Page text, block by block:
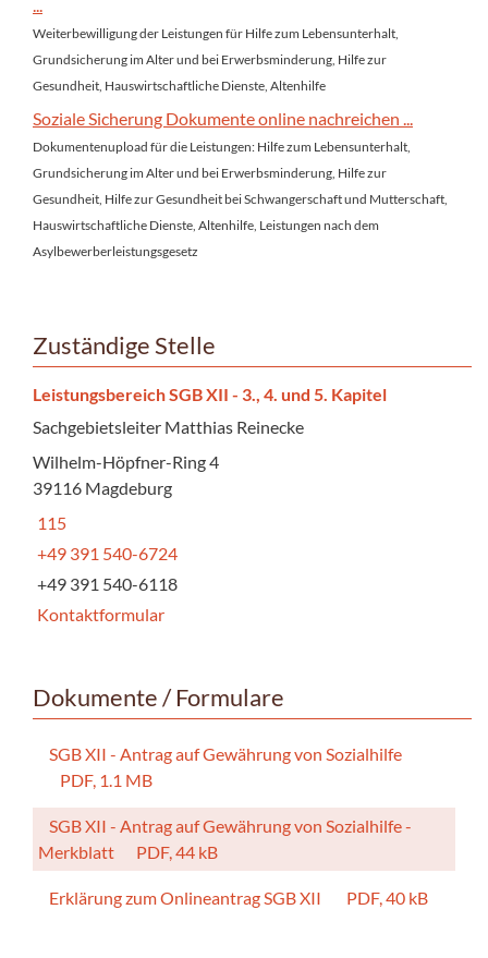
Weiterbewilligung der Leistungen für Hilfe zum Lebensunterhalt,
Grundsicherung im Alter und bei Erwerbsminderung, Hilfe zur
Gesundheit, Hauswirtschaftliche Dienste, Altenhilfe
Soziale Sicherung Dokumente online nachreichen ...
Dokumentenupload für die Leistungen: Hilfe zum Lebensunterhalt,
Grundsicherung im Alter und bei Erwerbsminderung, Hilfe zur
Gesundheit, Hilfe zur Gesundheit bei Schwangerschaft und Mutterschaft,
Hauswirtschaftliche Dienste, Altenhilfe, Leistungen nach dem
Asylbewerberleistungsgesetz
Zuständige Stelle
Leistungsbereich SGB XII - 3., 4. und 5. Kapitel
Sachgebietsleiter Matthias Reinecke
Wilhelm-Höpfner-Ring 4
39116 Magdeburg
115
+49 391 540-6724
+49 391 540-6118
Kontaktformular
Dokumente / Formulare
SGB XII - Antrag auf Gewährung von Sozialhilfe
PDF, 1.1 MB
SGB XII - Antrag auf Gewährung von Sozialhilfe -
Merkblatt
PDF, 44 kB
Erklärung zum Onlineantrag SGB XII PDF, 40 kB